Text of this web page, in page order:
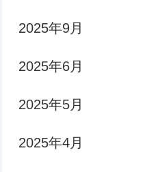
2025年9月
2025年6月
2025年5月
2025年4月